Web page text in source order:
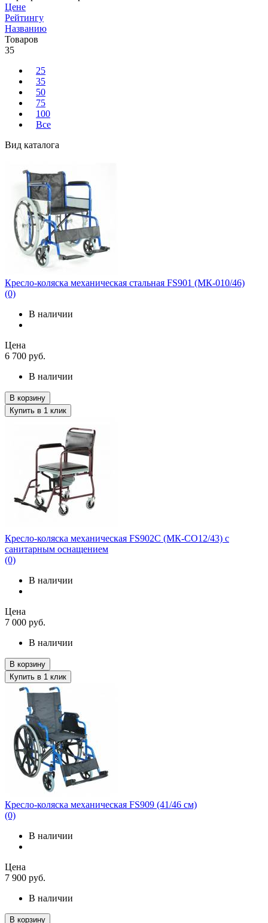
Цене
Рейтингу
Названию
Товаров
35
25
35
50
75
100
Все
Вид каталога
Кресло-коляска механическая стальная FS901 (МК-010/46)
(0)
В наличии
Цена
6 700 руб.
В наличии
В корзину
Купить в 1 клик
Кресло-коляска механическая FS902C (МК-СО12/43) с
санитарным оснащением
(0)
В наличии
Цена
7 000 руб.
В наличии
В корзину
Купить в 1 клик
Кресло-коляска механическая FS909 (41/46 см)
(0)
В наличии
Цена
7 900 руб.
В наличии
В корзину